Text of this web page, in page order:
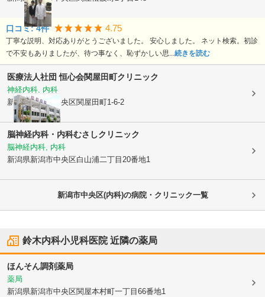
口コミ:4件 4.75
丁寧な説明、対応ありがとうございました。 安心しました。 ネット検索。初診
で不安もありましたが、待つ事なく、恥ずかしい思...続きを読む
医療法人社団 恒心会関屋田町クリニック
神経内科, 内科
新潟県新潟市中央区関屋田町1-6-2
脳神経内科・内科むさしクリニック
脳神経内科, 内科
新潟県新潟市中央区白山浦二丁目20番地1
新潟市中央区(内科)の病院・クリニック一覧
鈴木内科小児科医院近隣の薬局
ほんそん調剤薬局
薬局
新潟県新潟市中央区関屋本村町一丁目66番地1